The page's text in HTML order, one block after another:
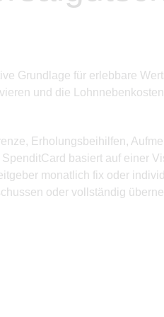
Grundlage für erlebbare
und die
Erholungsbeihilfen,
basiert auf einer
monatlich fix oder
oder vollständig